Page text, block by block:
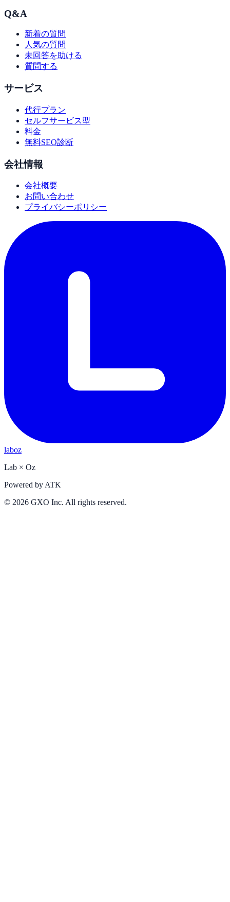
Q&A
新着の質問
人気の質問
未回答を助ける
質問する
サービス
代行プラン
セルフサービス型
料金
無料SEO診断
会社情報
会社概要
お問い合わせ
プライバシーポリシー
laboz
Lab × Oz
Powered by ATK
© 2026 GXO Inc. All rights reserved.